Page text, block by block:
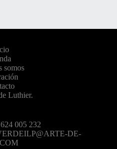
somos
Luthier.
005 232
DE-